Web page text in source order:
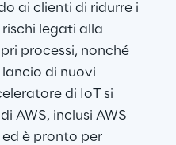
ai clienti di ridurre i
legati alla
processi, nonché
di nuovi
di IoT si
AWS, inclusi AWS
ed è pronto per